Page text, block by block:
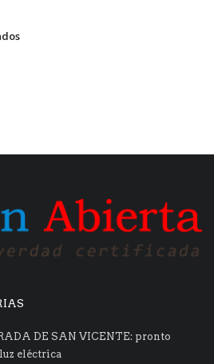
DE SAN VICENTE: pronto
eléctrica